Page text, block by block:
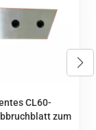
Scherblatt aus
Material für die